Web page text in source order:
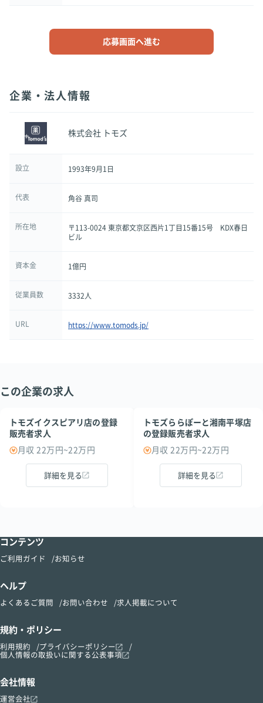
応募画面へ進む
企業・法人情報
株式会社 トモズ
設立 1993年9月1日
代表 角谷 真司
所在地
〒113-0024 東京都文京区西片1丁目15番15号 KDX春日
ビル
資本金 1億円
従業員数 3332人
URL https://www.tomods.jp/
この企業の求人
トモズイクスピアリ店の登録
販売者求人
月収 22万円~22万円
詳細を見る
トモズららぽーと湘南平塚店
の登録販売者求人
月収 22万円~22万円
詳細を見る
コンテンツ
ご利用ガイド お知らせ
ヘルプ
よくあるご質問 お問い合わせ 求人掲載について
規約・ポリシー
利用規約
プライバシーポリシー
個人情報の取扱いに関する公表事項
会社情報
運営会社